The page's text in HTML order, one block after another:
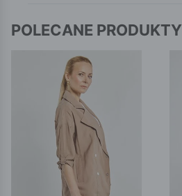
POLECANE PRODUKTY